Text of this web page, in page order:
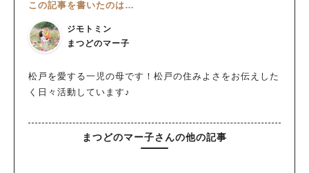
この記事を書いたのは…
ジモトミン
まつどのマー子
松戸を愛する一児の母です！松戸の住みよさをお伝えした
く日々活動しています♪
まつどのマー子さんの他の記事